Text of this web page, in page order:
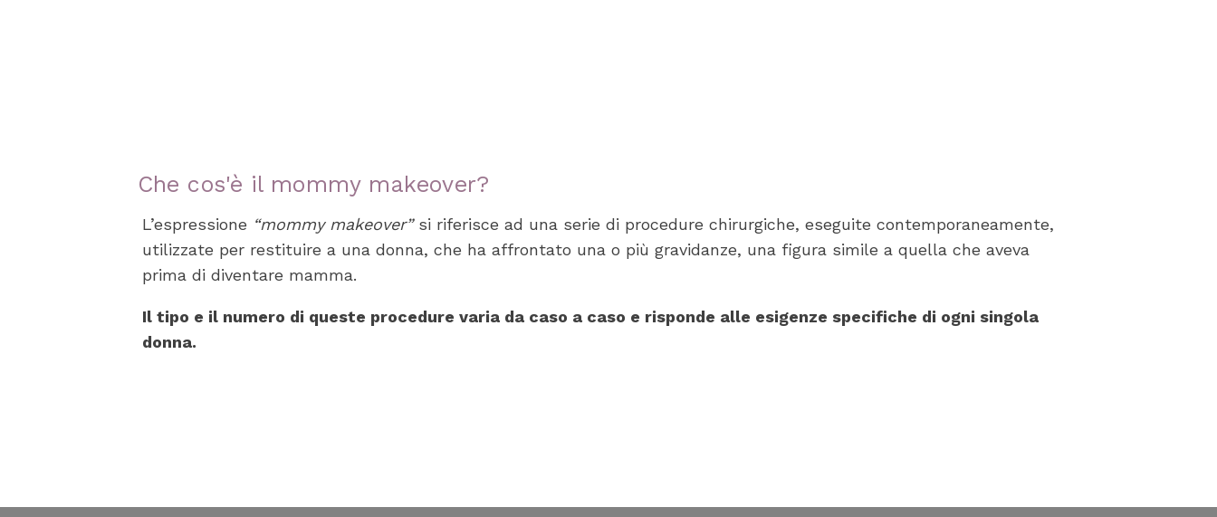
Che cos'è il mommy makeover?
L’espressione “mommy makeover”si riferisce ad una serie di procedure chirurgiche, eseguite contemporaneamente,
utilizzate per restituire a una donna, che ha affrontato una o più gravidanze, una figura simile a quella che aveva
prima di diventare mamma.
Il tipo e il numero di queste procedure varia da caso a caso e risponde alle esigenze specifiche di ogni singola
donna.